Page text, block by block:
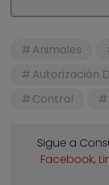
Animales
Autorización
Control
Sigue a
Facebook,